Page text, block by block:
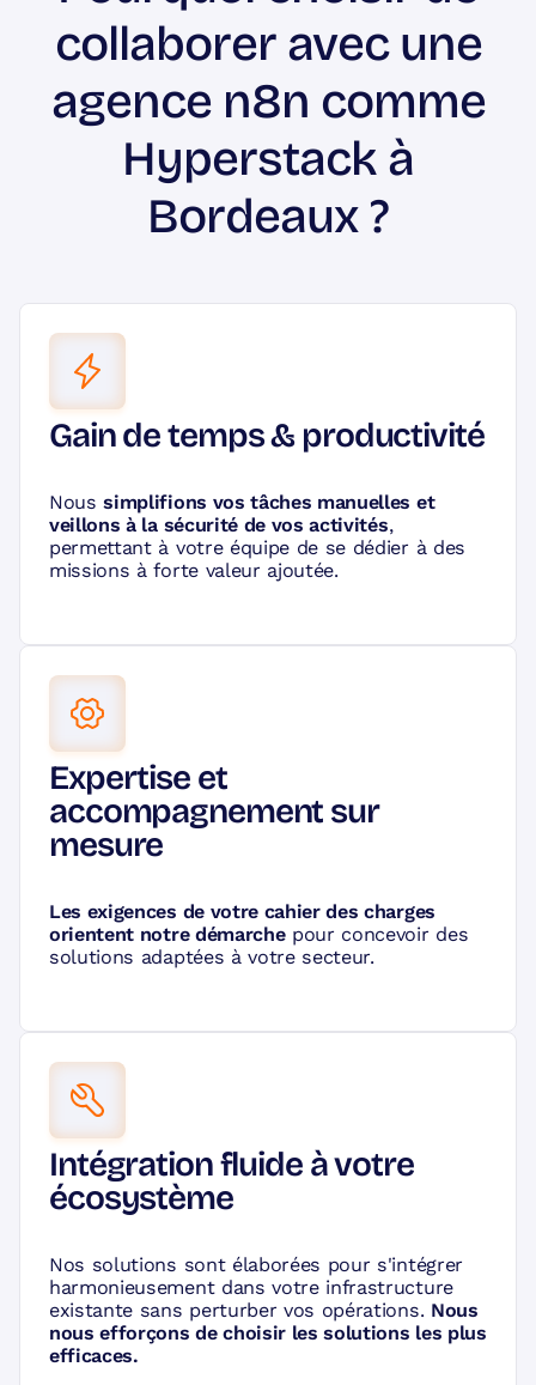
En règle générale, le coût d'une solution simple
débute autour de 500 € , tandis que des projets
budgets plus conséquents.
Il est primordial deplanifier un rendez-vous
pour discuter de vos besoins particuliers et
obtenir une estimation détaillée.
collaborer avec une
agence n8n comme
Hyperstack à
Bordeaux ?
Gain de temps & productivité
Noussimplifions vos tâches manuelles et
veillons à la sécurité de vos activités,
permettant à votre équipe de se dédier à des
missions à forte valeur ajoutée.
Expertise et
accompagnement sur
mesure
Les exigences de votre cahier des charges
orientent notre démarchepour concevoir des
solutions adaptées à votre secteur.
Intégration fluide à votre
écosystème
Nos solutions sont élaborées pour s'intégrer
harmonieusement dans votre infrastructure
existante sans perturber vos opérations. Nous
nous efforçons de choisir les solutions les plus
efficaces.